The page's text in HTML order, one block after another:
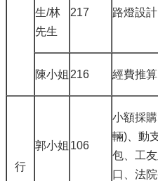
生/林
先生
217 路燈設
陳小姐 216 經費推
行
郭小姐 106
小額採
輛)、動
包、工
口、法